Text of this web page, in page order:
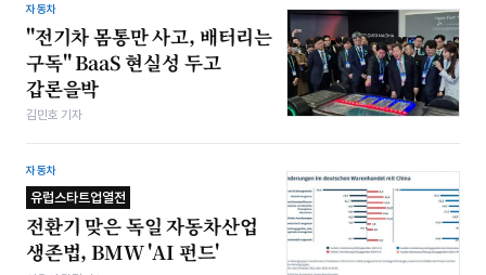
자동차
"전기차 몸통만 사고, 배터리는
구독" BaaS 현실성 두고
갑론을박
김민호 기자
자동차
유럽스타트업열전
전환기 맞은 독일 자동차산업
생존법, BMW 'AI 펀드'